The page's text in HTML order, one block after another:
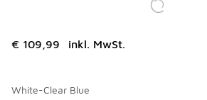
€ 109,99 inkl. MwSt.
White-Clear Blue